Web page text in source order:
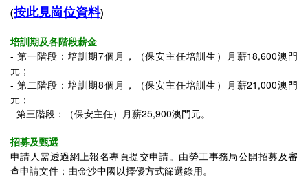
(按此見崗位資料)
培訓期及各階段薪金
- 第一階段：培訓期7個月，（保安主任培訓生） 月薪18,600澳門
元；
- 第二階段：培訓期8個月，（保安主任培訓生）月薪21,000澳門
元；
- 第三階段：（保安主任）月薪25,900澳門元。
招募及甄選
申請人需透過網上報名專頁提交申請。由勞工事務局公開招募及審
查申請文件；由金沙中國以擇優方式篩選錄用。